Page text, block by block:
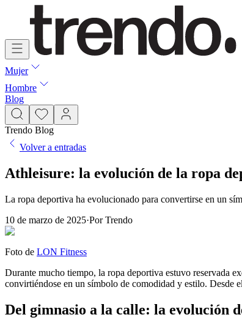
Mujer
Hombre
Blog
Trendo Blog
Volver a entradas
Athleisure: la evolución de la ropa
La ropa deportiva ha evolucionado para convertirse en un
10 de marzo de 2025·Por Trendo
Foto de LON Fitness
Durante mucho tiempo, la ropa deportiva estuvo reservada
convirtiéndose en un símbolo de comodidad y estilo. Desde
Del gimnasio a la calle: la evolución